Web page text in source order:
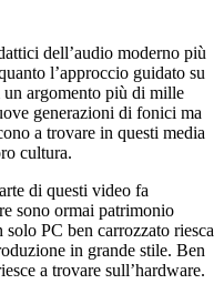
dell’audio moderno più
l’approccio guidato su
un argomento più di mille
generazioni di fonici ma
a trovare in questi media
cultura.
di questi video fa
sono ormai patrimonio
PC ben carrozzato riesca
in grande stile. Ben
a trovare sull’hardware.